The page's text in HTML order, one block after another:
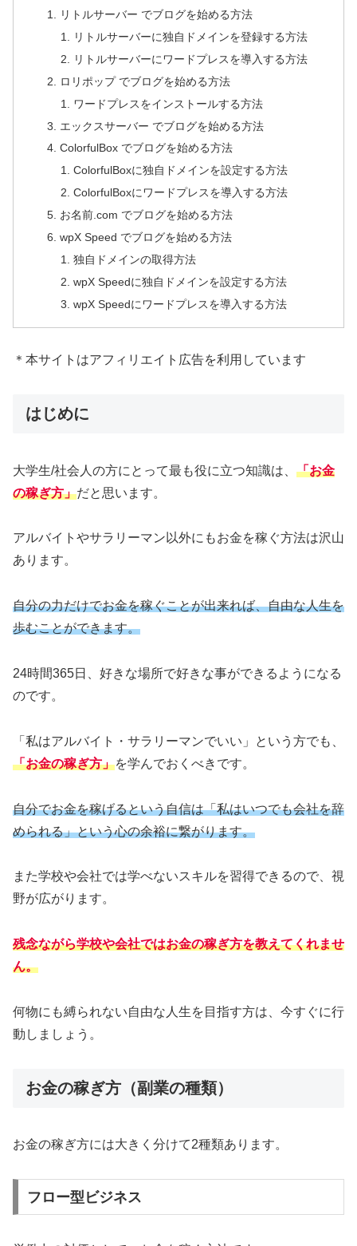
リトルサーバー でブログを始める方法
リトルサーバーに独自ドメインを登録する方法
リトルサーバーにワードプレスを導入する方法
ロリポップ でブログを始める方法
ワードプレスをインストールする方法
エックスサーバー でブログを始める方法
ColorfulBox でブログを始める方法
ColorfulBoxに独自ドメインを設定する方法
ColorfulBoxにワードプレスを導入する方法
お名前.com でブログを始める方法
wpX Speed でブログを始める方法
独自ドメインの取得方法
wpX Speedに独自ドメインを設定する方法
wpX Speedにワードプレスを導入する方法
＊本サイトはアフィリエイト広告を利用しています
はじめに
大学生/社会人の方にとって最も役に立つ知識は、 「お金
の稼ぎ方」だと思います。
アルバイトやサラリーマン以外にもお金を稼ぐ方法は沢山
あります。
自分の力だけでお金を稼ぐことが出来れば、自由な人生を
歩むことができます。
24時間365日、好きな場所で好きな事ができるようになる
のです。
「私はアルバイト・サラリーマンでいい」という方でも、
「お金の稼ぎ方」を学んでおくべきです。
自分でお金を稼げるという自信は「私はいつでも会社を辞
められる」という心の余裕に繋がります。
また学校や会社では学べないスキルを習得できるので、視
野が広がります。
残念ながら学校や会社ではお金の稼ぎ方を教えてくれませ
ん。
何物にも縛られない自由な人生を目指す方は、今すぐに行
動しましょう。
お金の稼ぎ方（副業の種類）
お金の稼ぎ方には大きく分けて2種類あります。
フロー型ビジネス